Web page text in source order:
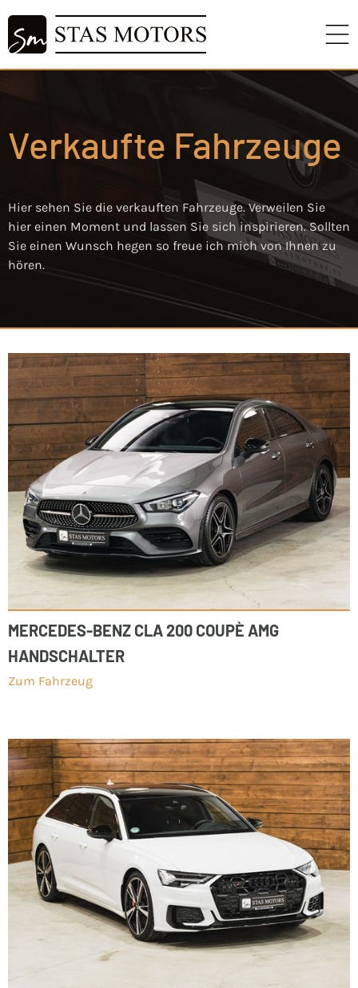
Verkaufte Fahrzeuge
Hier sehen Sie die verkauften Fahrzeuge. Verweilen Sie
hier einen Moment und lassen Sie sich inspirieren. Sollten
Sie einen Wunsch hegen so freue ich mich von Ihnen zu
hören.
MERCEDES-BENZ CLA 200 COUPÈ AMG
HANDSCHALTER
Zum Fahrzeug